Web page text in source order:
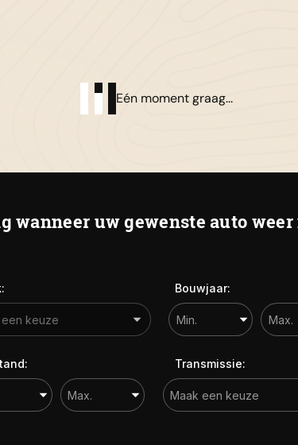
Eén moment graag...
wanneer uw gewenste auto
Bouwjaar:
Transmissie: